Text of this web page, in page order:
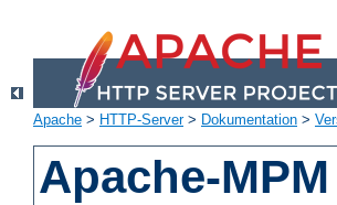
Apache > HTTP-Server> Dokumentation >
Apache-